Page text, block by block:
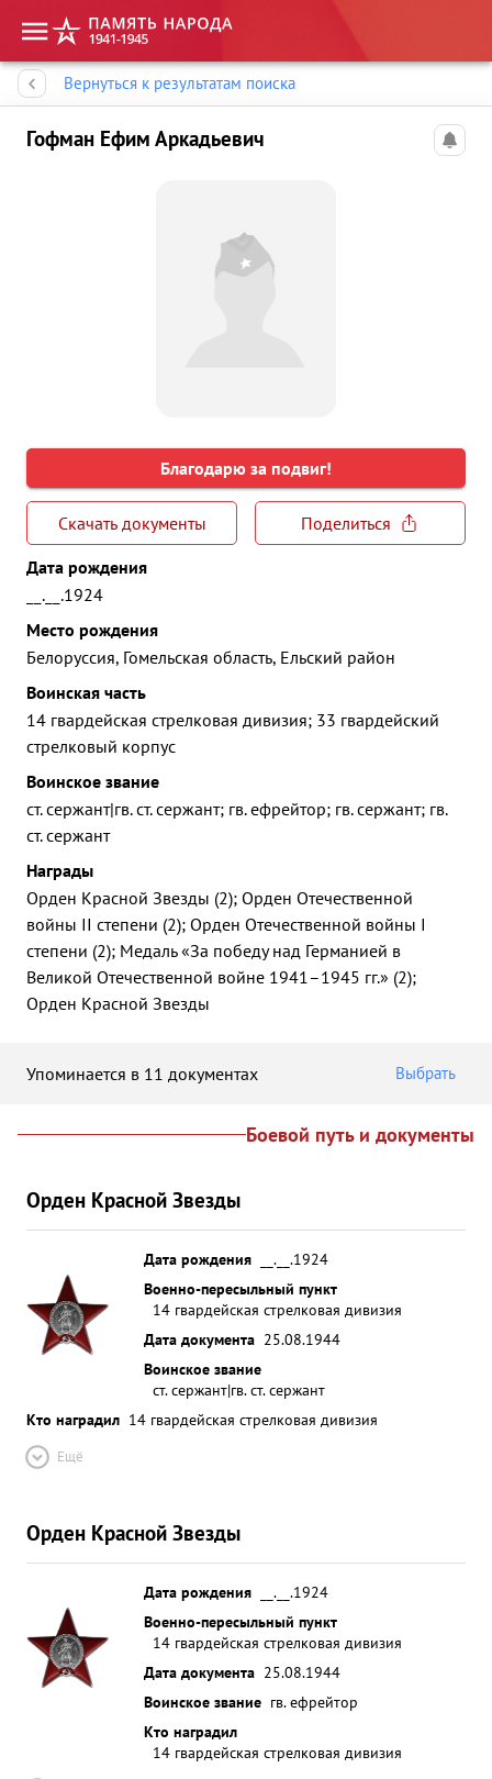
Вернуться к результатам поиска
Гофман Ефим Аркадьевич
Благодарю за подвиг!
Скачать документы
Поделиться
Дата рождения
__.__.1924
Место рождения
Белоруссия, Гомельская область, Ельский район
Воинская часть
14 гвардейская стрелковая дивизия; 33 гвардейский
стрелковый корпус
Воинское звание
ст. сержант|гв. ст. сержант; гв. ефрейтор; гв. сержант; гв.
ст. сержант
Награды
Орден Красной Звезды (2); Орден Отечественной
войны II степени (2); Орден Отечественной войны I
степени (2); Медаль «За победу над Германией в
Великой Отечественной войне 1941–1945 гг.» (2);
Орден Красной Звезды
Упоминается в 11 документах Выбрать
Боевой путь и документы
Орден Красной Звезды
Дата рождения
__.__.1924
Военно-пересыльный пункт
14 гвардейская стрелковая дивизия
Дата документа 25.08.1944
Воинское звание
ст. сержант|гв. ст. сержант
Кто наградил 14 гвардейская стрелковая дивизия
Ещё
Орден Красной Звезды
Дата рождения
__.__.1924
Военно-пересыльный пункт
14 гвардейская стрелковая дивизия
Дата документа 25.08.1944
Воинское звание гв. ефрейтор
Кто наградил
14 гвардейская стрелковая дивизия
Память народа